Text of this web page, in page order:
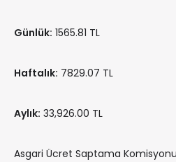
Günlük: 1565.81 TL
Haftalık: 7829.07 TL
Aylık: 33,926.00 TL
Asgari Ücret Saptama Komisyonu,